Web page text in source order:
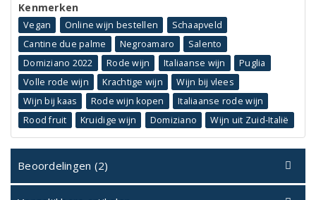
Kenmerken
Vegan Online wijn bestellen
Schaapveld
Cantine due palme
Negroamaro
Salento
Domiziano 2022
Rode wijn Italiaanse wijn
Puglia
Volle rode wijn
Krachtige wijn
Wijn bij vlees
Wijn bij kaas
Rode wijn kopen
Italiaanse rode wijn
Rood fruit
Kruidige wijn Domiziano Wijn uit Zuid-Italië
Beoordelingen (2)